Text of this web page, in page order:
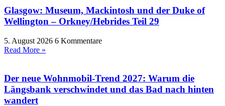
Glasgow: Museum, Mackintosh und der Duke of
Wellington – Orkney/Hebrides Teil 29
5. August 2026 6 Kommentare
Read More »
Der neue Wohnmobil-Trend 2027: Warum die
Längsbank verschwindet und das Bad nach hinten
wandert